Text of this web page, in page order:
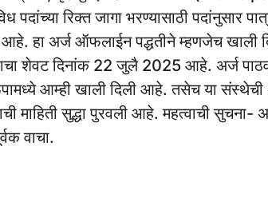
रिक्त जागा भरण्यासाठी पदांनुसार
हा अर्ज ऑफलाईन पद्धतीने म्हणजेच खाली
शेवट दिनांक 22 जुलै 2025 आहे. अर्ज
आम्ही खाली दिली आहे. तसेच या
सुद्धा पुरवली आहे. महत्वाची सुचना-
वाचा.